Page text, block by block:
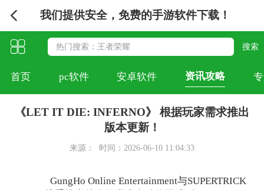
我们提供安全，免费的手游软件下载！
首页 pc软件 安卓软件 资讯攻略
《LET IT DIE: INFERNO》 根据玩家需求推出
版本更新！
来源： 时间：2026-06-10 11:04:33
GungHo Online Entertainment与SUPERTRICK